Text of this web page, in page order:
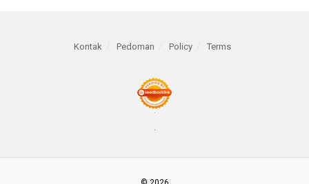
Kontak Pedoman Policy Terms